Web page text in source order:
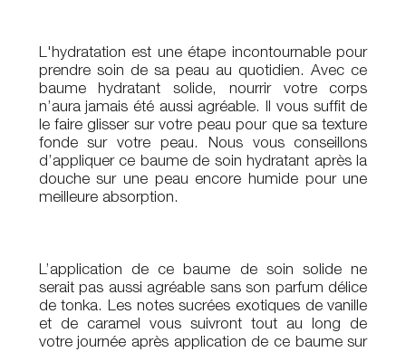
L'hydratation est une étape incontournable pour
prendre soin de sa peau au quotidien. Avec ce
baume hydratant solide, nourrir votre corps
n’aura jamais été aussi agréable. Il vous suffit de
le faire glisser sur votre peau pour que sa texture
fonde sur votre peau. Nous vous conseillons
d’appliquer ce baume de soin hydratant après la
douche sur une peau encore humide pour une
meilleure absorption.
L’application de ce baume de soin solide ne
serait pas aussi agréable sans son parfum délice
de tonka. Les notes sucrées exotiques de vanille
et de caramel vous suivront tout au long de
votre journée après application de ce baume sur